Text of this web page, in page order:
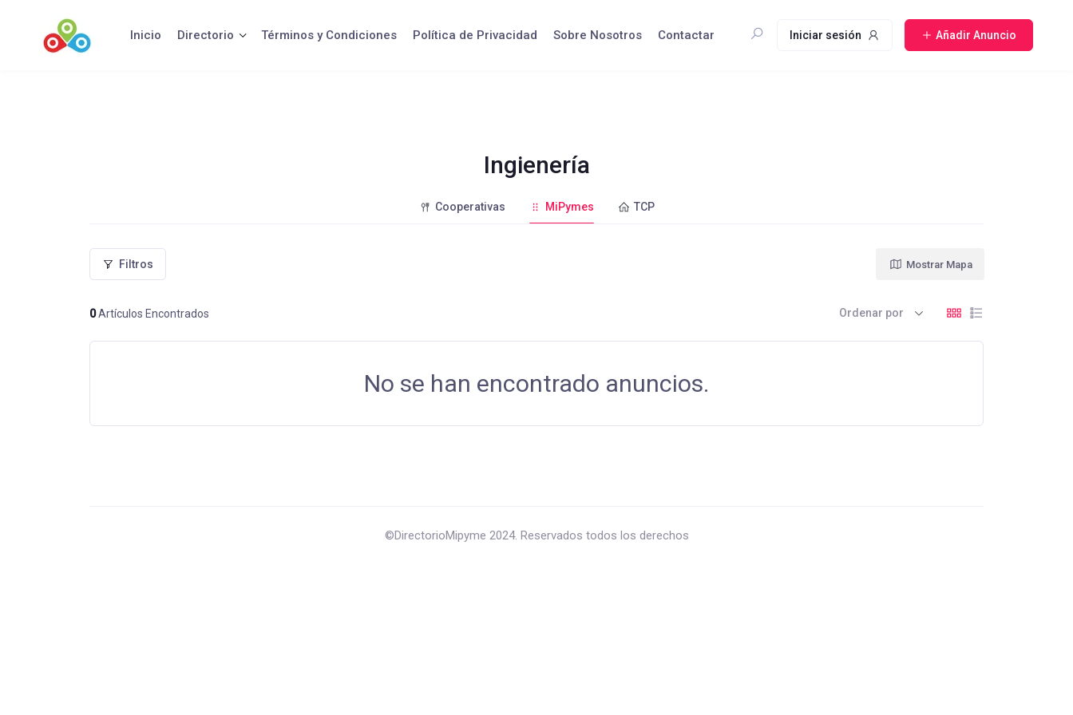
contenido
Inicio Directorio Términos y Condiciones Política de Privacidad Sobre Nosotros Contactar Iniciar sesión Añadir Anuncio
Ingienería
Cooperativas MiPymes TCP
Filtros
0Artículos Encontrados
Mostrar Mapa
Ordenar por
No se han encontrado anuncios.
©DirectorioMipyme 2024. Reservados todos los derechos